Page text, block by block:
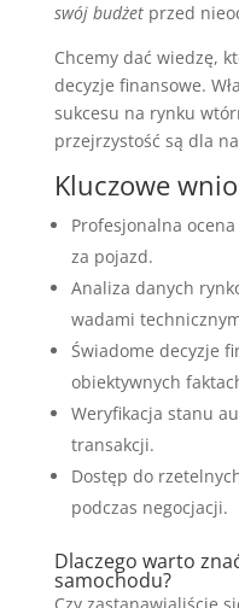
swój budżetprzed
Chcemy dać wiedzę,
decyzje finansowe.
sukcesu na rynku
przejrzystość są dla
Kluczowe
Profesjonalna
za pojazd.
Analiza danych
wadami
Świadome decyzje
obiektywnych
Weryfikacja stanu
transakcji.
Dostęp do
podczas negocjacji.
Dlaczego warto
samochodu?